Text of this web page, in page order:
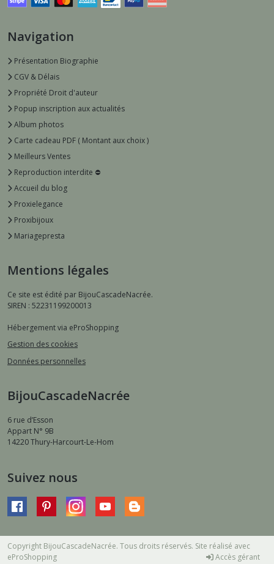
Navigation
Présentation Biographie
CGV & Délais
Propriété Droit d'auteur
Popup inscription aux actualités
Album photos
Carte cadeau PDF ( Montant aux choix )
Meilleurs Ventes
Reproduction interdite ⛔️
Accueil du blog
Proxielegance
Proxibijoux
Mariagepresta
Mentions légales
Ce site est édité par BijouCascadeNacrée.
SIREN : 52231199200013
Hébergement via eProShopping
Gestion des cookies
Données personnelles
BijouCascadeNacrée
6 rue d’Esson
Appart N° 9B
14220Thury-Harcourt-Le-Hom
Suivez nous
Copyright BijouCascadeNacrée. Tous droits réservés. Site réalisé avec
eProShopping
Accès gérant